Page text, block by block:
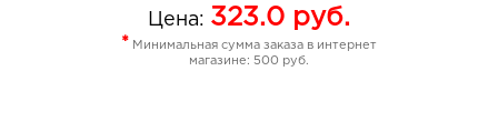
Цена: 323.0 руб.
* Минимальная сумма заказа в интернет
магазине: 500 руб.